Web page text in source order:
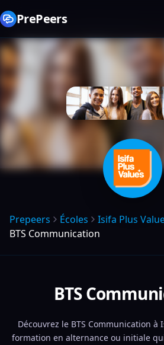
PrePeers
Prepeers Écoles Isifa Plus
BTS Communication
BTS
Découvrez le BTS Communication à
formation en alternance ou initiale